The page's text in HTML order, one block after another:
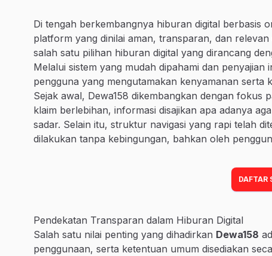
Di tengah berkembangnya hiburan digital berbasis
platform yang dinilai aman, transparan, dan
salah satu pilihan hiburan digital yang dirancang
Melalui sistem yang mudah dipahami dan
pengguna yang mengutamakan kenyamanan serta
Sejak awal, Dewa158 dikembangkan dengan fokus
klaim berlebihan, informasi disajikan apa adanya
sadar. Selain itu, struktur navigasi yang rapi telah
dilakukan tanpa kebingungan, bahkan oleh
DAFTAR
Pendekatan Transparan dalam Hiburan Digital
Salah satu nilai penting yang dihadirkan Dewa158
penggunaan, serta ketentuan umum disediakan